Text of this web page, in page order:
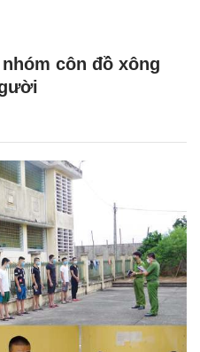
côn đồ xông